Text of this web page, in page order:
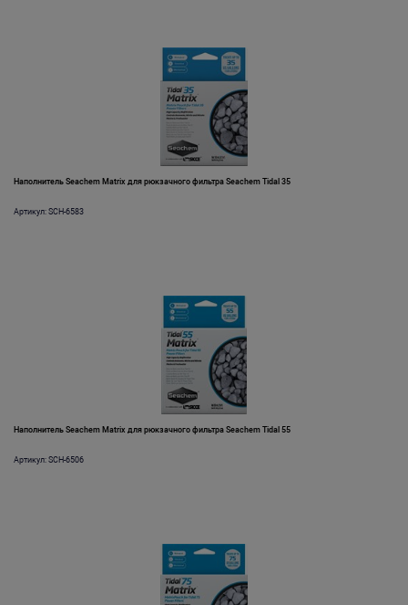
Наполнитель Seachem Matrix для рюкзачного фильтра Seachem Tidal 35
Артикул: SCH-6583
Наполнитель Seachem Matrix для рюкзачного фильтра Seachem Tidal 55
Артикул: SCH-6506